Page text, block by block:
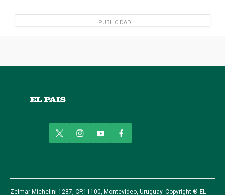
PUBLICIDAD
w
e
r
i
n
g
r
y
o
b
e
a
o
o
Zelmar Michelini 1287, CP.11100, Montevideo, Uruguay. Copyright ® EL